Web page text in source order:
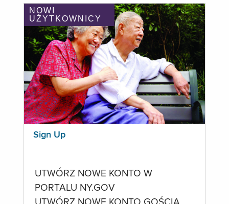
NOWI
UŻYTKOWNICY
Sign Up
UTWÓRZ NOWE KONTO W
PORTALU NY.GOV